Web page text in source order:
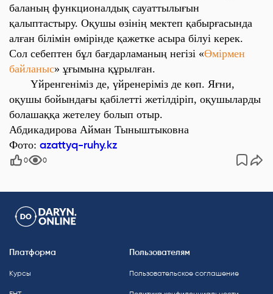
баланың функционалдық сауаттылығын
қалыптастыру. Оқушы өзінің мектеп қабырғасында
алған білімін өмірінде қажетке асыра білуі керек.
Сол себептен бұл бағдарламаның негізі «Өмірмен
байланыс» ұғымына құрылған.
Үйренгеніміз де, үйренеріміз де көп. Яғни,
оқушы бойындағы қабілетті жетілдіріп, оқушыларды
болашаққа жетелеу болып отыр.
Абдикадирова Айман Тыныштыковна
Фото: azattyq-ruhy.kz
0 0
Платформа
Курсы
Пользователям
Пользовательское соглашение